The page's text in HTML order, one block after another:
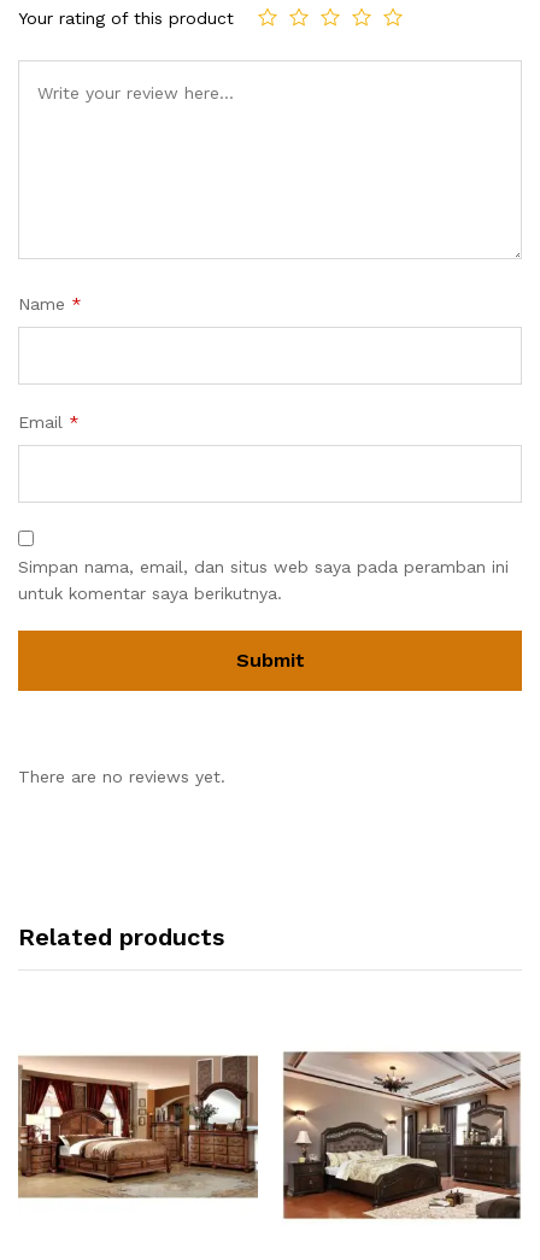
Your rating of this product
Name *
Email *
Simpan nama, email, dan situs web saya pada peramban ini
untuk komentar saya berikutnya.
There are no reviews yet.
Related products